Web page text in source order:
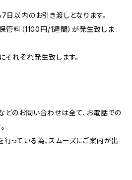
日以内のお引き渡しとなります。
管料（1100円/1週間）が発生致しま
それぞれ発生致します。
のお問い合わせは全て、お電話での
っている為、スムーズにご案内が出